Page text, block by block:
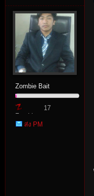
Zombie Bait
Zombie
Point
17
ส่ง PM